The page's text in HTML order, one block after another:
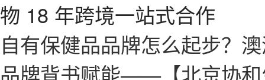
物 18 年跨境一站式合作
自有保健品品牌怎么起步？
品牌背书赋能——【北京协和